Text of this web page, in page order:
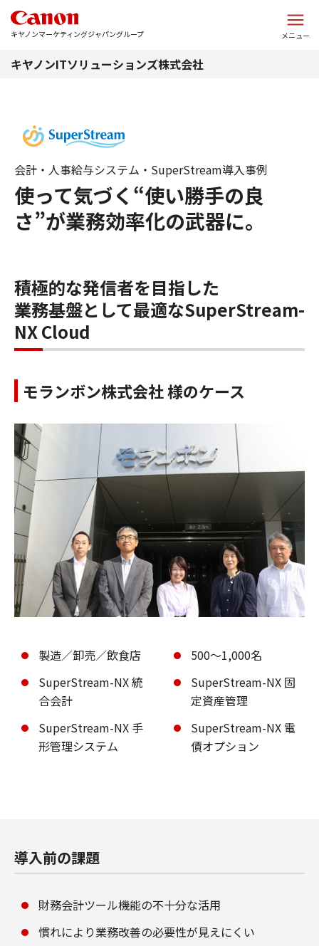
キヤノンマーケティングジャパングループ メニュー
キヤノンITソリューションズ株式会社
使って気づく“使い勝手の良
さ”が業務効率化の武器に。
会計・人事給与システム・SuperStream導入事例
積極的な発信者を目指した
業務基盤として最適なSuperStream-
NX Cloud
モランボン株式会社 様のケース
製造／卸売／飲食店
500～1,000名
SuperStream-NX 統
合会計
SuperStream-NX 固
定資産管理
SuperStream-NX 手
形管理システム
SuperStream-NX 電
債オプション
導入前の課題
財務会計ツール機能の不十分な活用
慣れにより業務改善の必要性が見えにくい